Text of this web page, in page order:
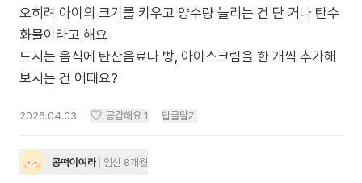
오히려 아이의 크기를 키우고 양수량 늘리는 건 단 거나 탄수
화물이라고 해요
드시는 음식에 탄산음료나 빵, 아이스크림을 한 개씩 추가해
보시는 건 어때요?
2026.04.03 공감해요 1 답글달기
콩떡이여라 임신 8개월